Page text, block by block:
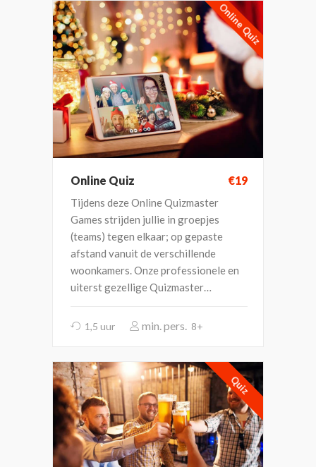
Online Quiz
Online Quiz €19
Tijdens deze Online Quizmaster
Games strijden jullie in groepjes
(teams) tegen elkaar; op gepaste
afstand vanuit de verschillende
woonkamers. Onze professionele en
uiterst gezellige Quizmaster…
1,5 uur 8+
Quiz